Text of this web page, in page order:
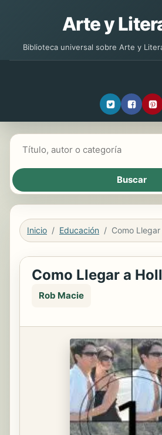
Arte y
Biblioteca universal sobre Arte y
Inicio Educación Como
Como Llegar a
Rob Macie